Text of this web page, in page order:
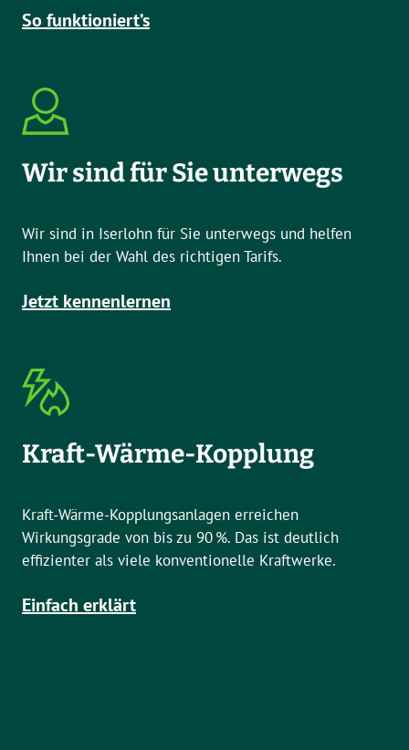
So funktioniert’s
Wir sind für Sie unterwegs
Wir sind in Iserlohn für Sie unterwegs und helfen
Ihnen bei der Wahl des richtigen Tarifs.
Jetzt kennenlernen
Kraft-Wärme-Kopplung
Kraft-Wärme-Kopplungsanlagen erreichen
Wirkungsgrade von bis zu 90 %. Das ist deutlich
effizienter als viele konventionelle Kraftwerke.
Einfach erklärt